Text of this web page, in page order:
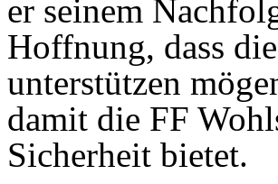
er seinem
Hoffnung, dass
unterstützen
damit die FF
Sicherheit bietet.